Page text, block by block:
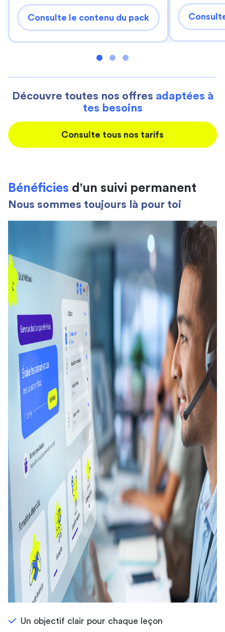
Consulte le contenu du pack
Découvre toutes nos offres adaptées à
tes besoins
Consulte tous nos tarifs
Bénéficies d'un suivi permanent
Nous sommes toujours là pour toi
Un objectif clair pour chaque leçon